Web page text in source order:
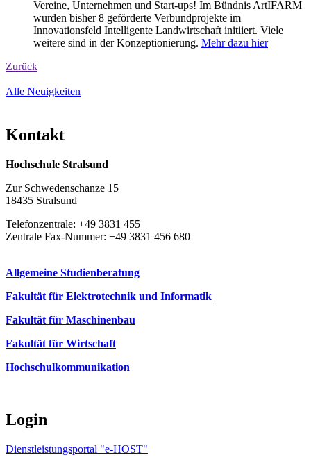
Vereine, Unternehmen und Start-ups! Im Bündnis ArtIFARM
wurden bisher 8 geförderte Verbundprojekte im
Innovationsfeld Intelligente Landwirtschaft initiiert. Viele
weitere sind in der Konzeptionierung. Mehr dazu hier
Zurück
Alle Neuigkeiten
Kon­takt
Hochschule Stralsund
Zur Schwedenschanze 15
18435 Stralsund
Telefonzentrale: +49 3831 455
Zentrale Fax-Nummer: +49 3831 456 680
Allgemeine Studienberatung
Fakultät für Elektrotechnik und Informatik
Fakultät für Maschinenbau
Fakultät für Wirtschaft
Hochschulkommunikation
Login
Dienstleistungsportal "e-HOST"